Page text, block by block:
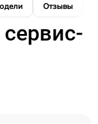
Отзывы